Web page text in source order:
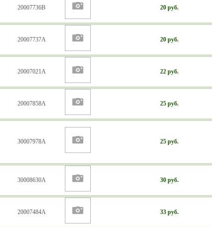
20007736В 20 руб.
20007737А 20 руб.
20007021А 22 руб.
20007858А 25 руб.
30007978А 25 руб.
30008630А 30 руб.
20007484А 33 руб.